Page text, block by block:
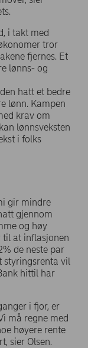
i takt med
tror
fjernes. Et
lønns- og
hatt et bedre
lønn. Kampen
krav om
lønnsveksten
i folks
gir mindre
gjennom
og høy
til at inflasjonen
de neste par
styringsrenta vil
hittil har
i fjor, er
må regne med
høyere rente
sier Olsen.